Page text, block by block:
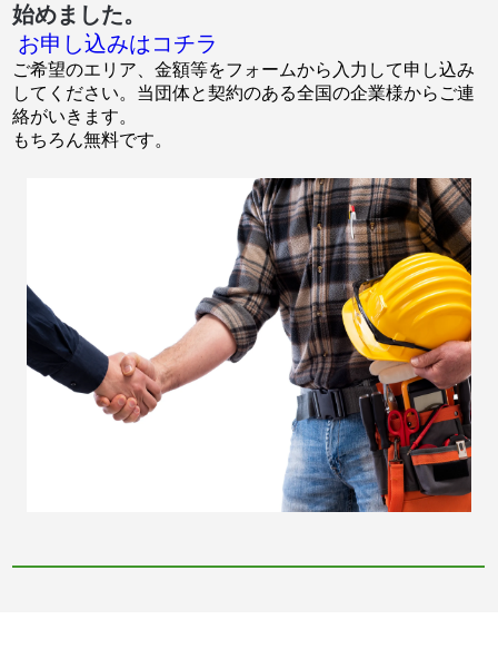
始めました。
お申し込みはコチラ
ご希望のエリア、金額等をフォームから入力して申し込み
してください。当団体と契約のある全国の企業様からご連
絡がいきます。
もちろん無料です。